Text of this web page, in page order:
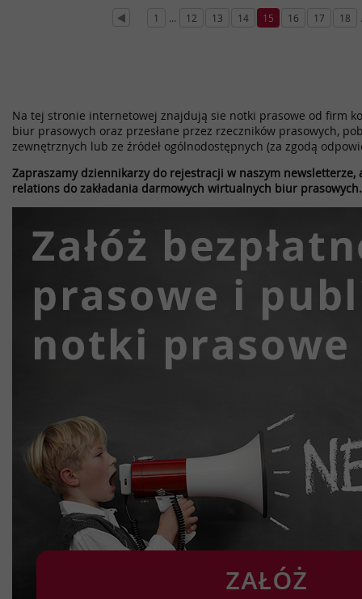
1 ... 12 13 14 15 16 17 18
Na tej stronie internetowej znajdują sie notki prasowe od firm
biur prasowych oraz przesłane przez rzeczników prasowych,
zewnętrznych lub ze źródeł ogólnodostępnych (za zgodą
Zapraszamy dziennikarzy do rejestracji w naszym
relations do zakładania darmowych wirtualnych biur prasowych.